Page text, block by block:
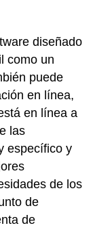
diseñado
como un
puede
en línea,
en línea a
las
específico y
de los
de
de